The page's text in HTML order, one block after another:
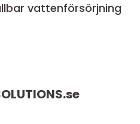
vattenförsörjning
se